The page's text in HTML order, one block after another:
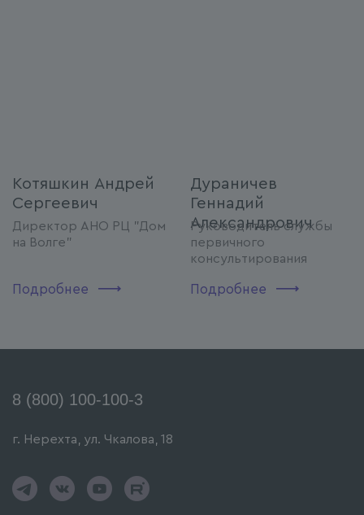
Котяшкин Андрей
Сергеевич
Директор АНО РЦ "Дом
на Волге"
Подробнее
Дураничев
Геннадий
Александрович
Руководитель службы
первичного
консультирования
Подробнее
8 (800) 100-100-3
г. Нерехта, ул. Чкалова, 18